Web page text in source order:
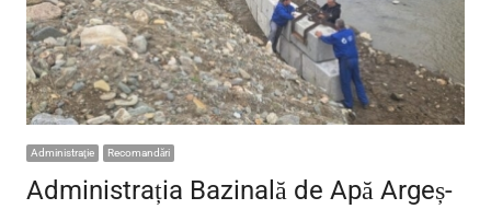
Administraţie Recomandări
Administrația Bazinală de Apă Argeș-